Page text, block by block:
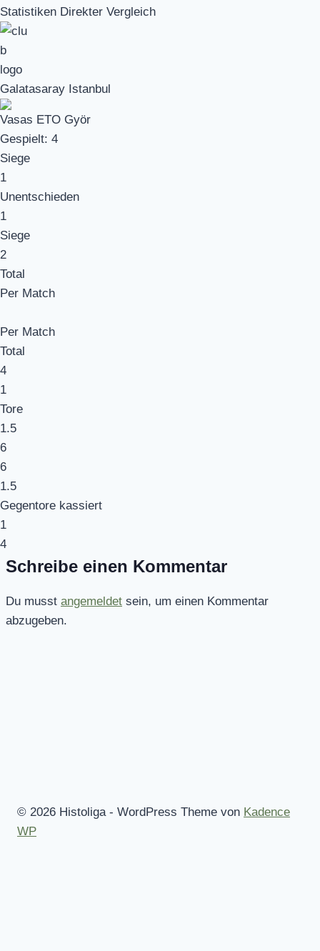
Statistiken Direkter Vergleich
Galatasaray Istanbul
Vasas ETO Györ
Gespielt: 4
Siege
1
Unentschieden
1
Siege
2
Total
Per Match
Per Match
Total
4
1
Tore
1.5
6
6
1.5
Gegentore kassiert
1
4
Schreibe einen Kommentar
Du musst angemeldet sein, um einen Kommentar
abzugeben.
© 2026 Histoliga - WordPress Theme von Kadence
WP